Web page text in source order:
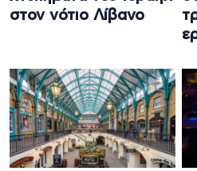
στον νότιο Λίβανο